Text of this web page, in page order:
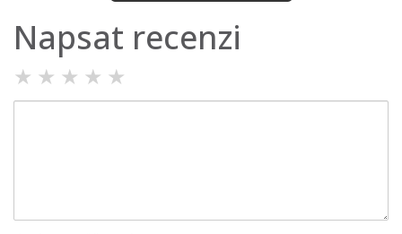
Napsat recenzi
★ ★ ★ ★ ★